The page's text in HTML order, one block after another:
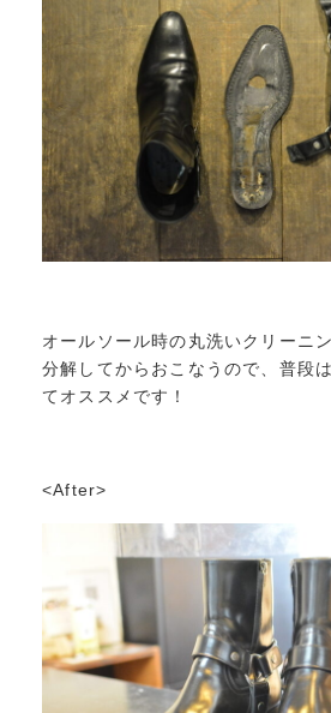
オールソール時の丸洗いクリーニ
分解してからおこなうので、普段
てオススメです！
<After>